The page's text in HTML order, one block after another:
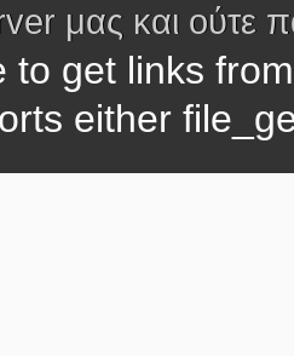
μας και ούτε
to get links
either